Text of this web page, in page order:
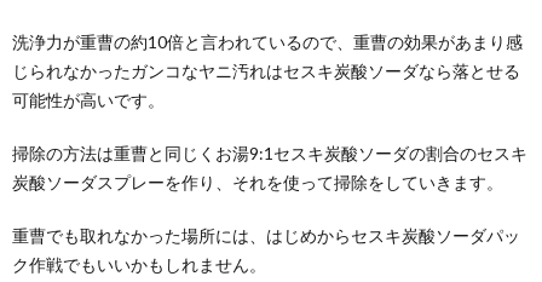
洗浄力が重曹の約10倍と言われているので、重曹の効果があまり感
じられなかったガンコなヤニ汚れはセスキ炭酸ソーダなら落とせる
可能性が高いです。
掃除の方法は重曹と同じくお湯9:1セスキ炭酸ソーダの割合のセスキ
炭酸ソーダスプレーを作り、それを使って掃除をしていきます。
重曹でも取れなかった場所には、はじめからセスキ炭酸ソーダパッ
ク作戦でもいいかもしれません。